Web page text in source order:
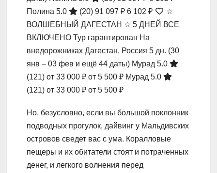
Полина 5.0
(20) 91 097 ₽ 6 102 ₽
☆
ВОЛШЕБНЫЙ ДАГЕСТАН ☆ 5 ДНЕЙ ВСЕ
ВКЛЮЧЕНО Тур гарантирован На
внедорожниках Дагестан, Россия 5 дн. (30
янв – 03 фев и ещё 44 даты) Мурад 5.0
(121) от 33 000 ₽ от 5 500 ₽ Мурад 5.0
(121) от 33 000 ₽ от 5 500 ₽
Но, безусловно, если вы большой поклонник
подводных прогулок, дайвинг у Мальдивских
островов сведет вас с ума. Коралловые
пещеры и их обитатели стоят и потраченных
денег, и легкого волнения перед